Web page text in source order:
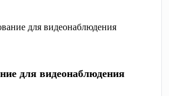
для видеонаблюдения